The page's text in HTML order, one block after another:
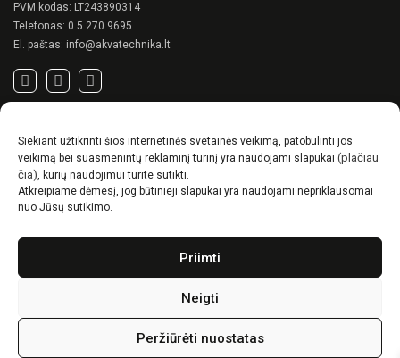
Siekiant užtikrinti šios internetinės svetainės veikimą, patobulinti jos
veikimą bei suasmenintų reklaminį turinį yra naudojami slapukai (plačiau
čia), kurių naudojimui turite sutikti.
Atkreipiame dėmesį, jog būtinieji slapukai yra naudojami nepriklausomai
nuo Jūsų sutikimo.
Priimti
Neigti
Peržiūrėti nuostatas
PVM kodas: LT243890314
Telefonas: 0 5 270 9695
El. paštas: info@akvatechnika.lt
Privatumo politika
Pirkimo sąlygos
Prekių pristatymo / grąžinimo sąlygos
RENSON© -unikalūs eksterjero sprendimai.
Gyvenimas lauke
Idėjos, kaip suskurti ypatingą kiemo charakterį